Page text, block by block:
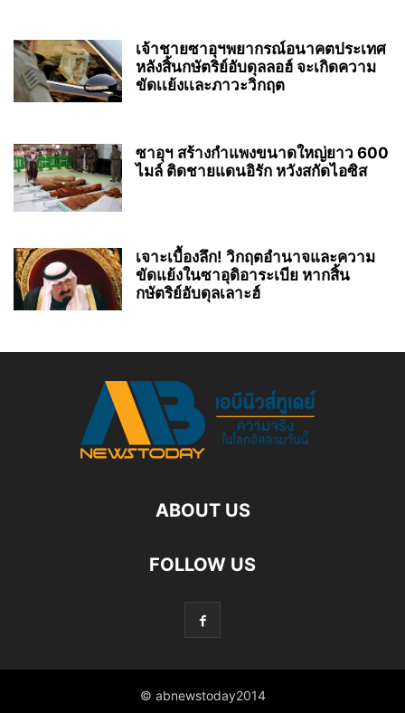
เจ้าชายซาอุฯพยากรณ์อนาคตประเทศ
หลังสิ้นกษัตริย์อับดุลลอฮ์ จะเกิดความ
ขัดเเย้งเเละภาวะวิกฤต
ซาอุฯ สร้างกำแพงขนาดใหญ่ยาว 600
ไมล์ ติดชายแดนอิรัก หวังสกัดไอซิส
เจาะเบื้องลึก! วิกฤตอำนาจและความ
ขัดแย้งในซาอุดิอาระเบีย หากสิ้น
กษัตริย์อับดุลเลาะฮ์
ABOUT US
FOLLOW US
© abnewstoday2014